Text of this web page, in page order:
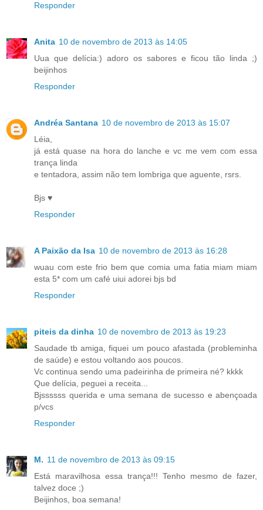
Responder
Anita 10 de novembro de 2013 às 14:05
Uua que delícia:) adoro os sabores e ficou tão linda ;)
beijinhos
Responder
Andréa Santana 10 de novembro de 2013 às 15:07
Léia,
já está quase na hora do lanche e vc me vem com essa
trança linda
e tentadora, assim não tem lombriga que aguente, rsrs.
Bjs ♥
Responder
A Paixão da Isa 10 de novembro de 2013 às 16:28
wuau com este frio bem que comia uma fatia miam miam
esta 5* com um café uiui adorei bjs bd
Responder
piteis da dinha 10 de novembro de 2013 às 19:23
Saudade tb amiga, fiquei um pouco afastada (probleminha
de saúde) e estou voltando aos poucos.
Vc continua sendo uma padeirinha de primeira né? kkkk
Que delícia, peguei a receita...
Bjssssss querida e uma semana de sucesso e abençoada
p/vcs
Responder
M. 11 de novembro de 2013 às 09:15
Está maravilhosa essa trança!!! Tenho mesmo de fazer,
talvez doce ;)
Beijinhos, boa semana!